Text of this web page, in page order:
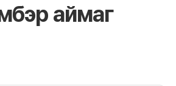
аймаг